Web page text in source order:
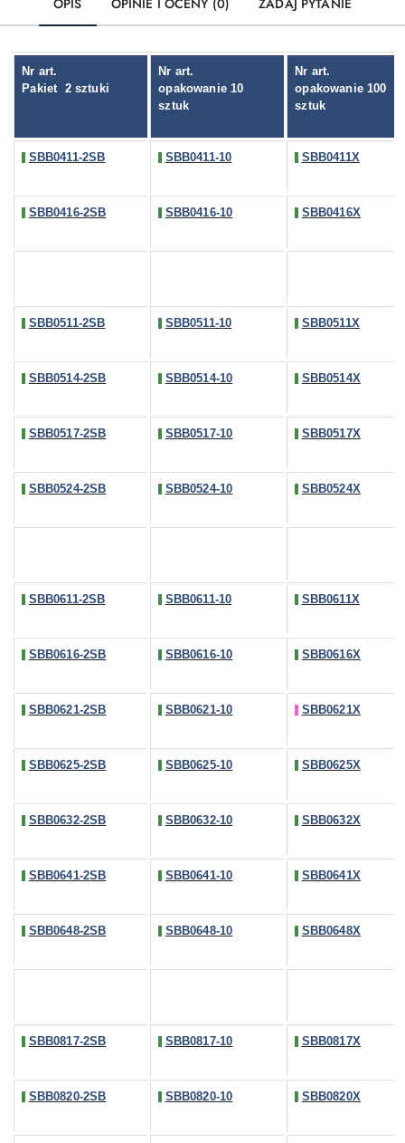
OPIS OPINIE I OCENY (0) ZADAJ PYTANIE
Nr art.
Pakiet 2 sztuki
Nr art.
opakowanie 10
sztuk
Nr art.
opakowanie 100
sztuk
SBB0411-2SB SBB0411-10 SBB0411X
SBB0416-2SB SBB0416-10 SBB0416X
SBB0511-2SB SBB0511-10 SBB0511X
SBB0514-2SB SBB0514-10 SBB0514X
SBB0517-2SB SBB0517-10 SBB0517X
SBB0524-2SB SBB0524-10 SBB0524X
SBB0611-2SB SBB0611-10 SBB0611X
SBB0616-2SB SBB0616-10 SBB0616X
SBB0621-2SB SBB0621-10 SBB0621X
SBB0625-2SB SBB0625-10 SBB0625X
SBB0632-2SB SBB0632-10 SBB0632X
SBB0641-2SB SBB0641-10 SBB0641X
SBB0648-2SB SBB0648-10 SBB0648X
SBB0817-2SB SBB0817-10 SBB0817X
SBB0820-2SB SBB0820-10 SBB0820X